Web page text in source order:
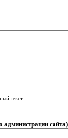
текст.
администрации сайта)